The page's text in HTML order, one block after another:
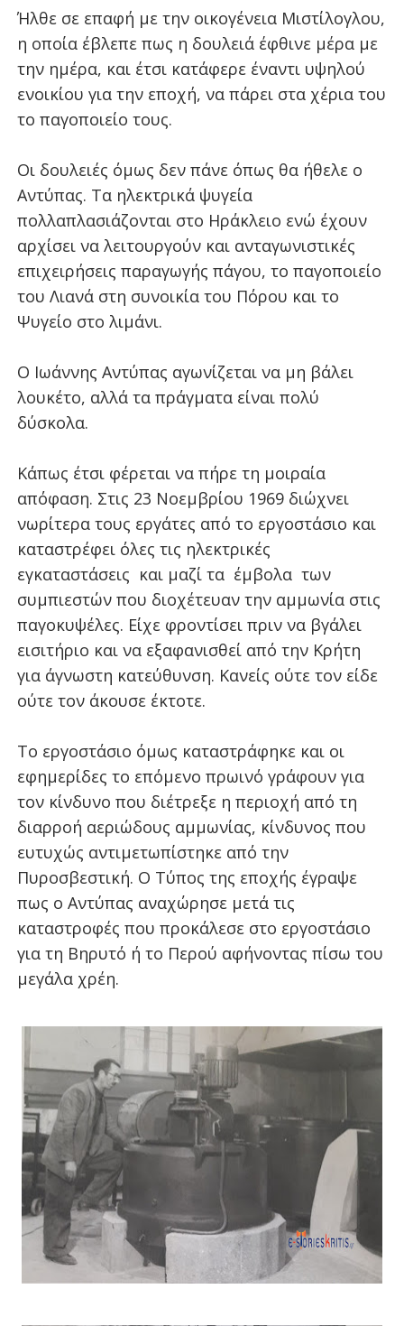
Ήλθε σε επαφή με την οικογένεια Μιστίλογλου,
η οποία έβλεπε πως η δουλειά έφθινε μέρα με
την ημέρα, και έτσι κατάφερε έναντι υψηλού
ενοικίου για την εποχή, να πάρει στα χέρια του
το παγοποιείο τους.
Οι δουλειές όμως δεν πάνε όπως θα ήθελε ο
Αντύπας. Τα ηλεκτρικά ψυγεία
πολλαπλασιάζονται στο Ηράκλειο ενώ έχουν
αρχίσει να λειτουργούν και ανταγωνιστικές
επιχειρήσεις παραγωγής πάγου, το παγοποιείο
του Λιανά στη συνοικία του Πόρου και το
Ψυγείο στο λιμάνι.
Ο Ιωάννης Αντύπας αγωνίζεται να μη βάλει
λουκέτο, αλλά τα πράγματα είναι πολύ
δύσκολα.
Κάπως έτσι φέρεται να πήρε τη μοιραία
απόφαση. Στις 23 Νοεμβρίου 1969 διώχνει
νωρίτερα τους εργάτες από το εργοστάσιο και
καταστρέφει όλες τις ηλεκτρικές
εγκαταστάσεις και μαζί τα έμβολα των
συμπιεστών που διοχέτευαν την αμμωνία στις
παγοκυψέλες. Είχε φροντίσει πριν να βγάλει
εισιτήριο και να εξαφανισθεί από την Κρήτη
για άγνωστη κατεύθυνση. Κανείς ούτε τον είδε
ούτε τον άκουσε έκτοτε.
Το εργοστάσιο όμως καταστράφηκε και οι
εφημερίδες το επόμενο πρωινό γράφουν για
τον κίνδυνο που διέτρεξε η περιοχή από τη
διαρροή αεριώδους αμμωνίας, κίνδυνος που
ευτυχώς αντιμετωπίστηκε από την
Πυροσβεστική. Ο Τύπος της εποχής έγραψε
πως ο Αντύπας αναχώρησε μετά τις
καταστροφές που προκάλεσε στο εργοστάσιο
για τη Βηρυτό ή το Περού αφήνοντας πίσω του
μεγάλα χρέη.